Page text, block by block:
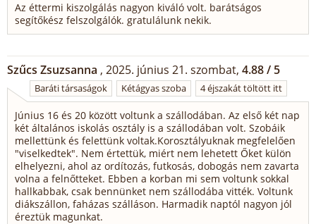
Az éttermi kiszolgálás nagyon kiváló volt. barátságos
segítőkész felszolgálók. gratulálunk nekik.
Szűcs Zsuzsanna , 2025. június 21. szombat, 4.88 / 5
Baráti társaságok Kétágyas szoba 4 éjszakát töltött itt
Június 16 és 20 között voltunk a szállodában. Az első két nap
két általános iskolás osztály is a szállodában volt. Szobáik
mellettünk és felettünk voltak.Korosztályuknak megfelelően
"viselkedtek". Nem értettük, miért nem lehetett Őket külön
elhelyezni, ahol az ordítozás, futkosás, dobogás nem zavarta
volna a felnőtteket. Ebben a korban mi sem voltunk sokkal
hallkabbak, csak bennünket nem szállodába vitték. Voltunk
diákszállon, faházas szálláson. Harmadik naptól nagyon jól
éreztük magunkat.